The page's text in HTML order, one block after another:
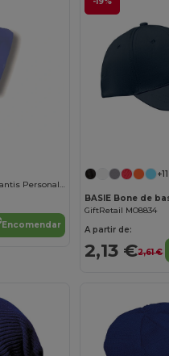
Bandana de Algodão Atlantis Personalizável
Encomendar
+11
GiftRetail MO8834
A partir de:
2,13 €2,61 €